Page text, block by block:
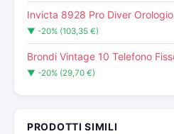
Invicta 8928 Pro Diver
▼ -20% (103,35 €)
Brondi Vintage 10 Telefono
▼ -20% (29,70 €)
PRODOTTI SIMILI